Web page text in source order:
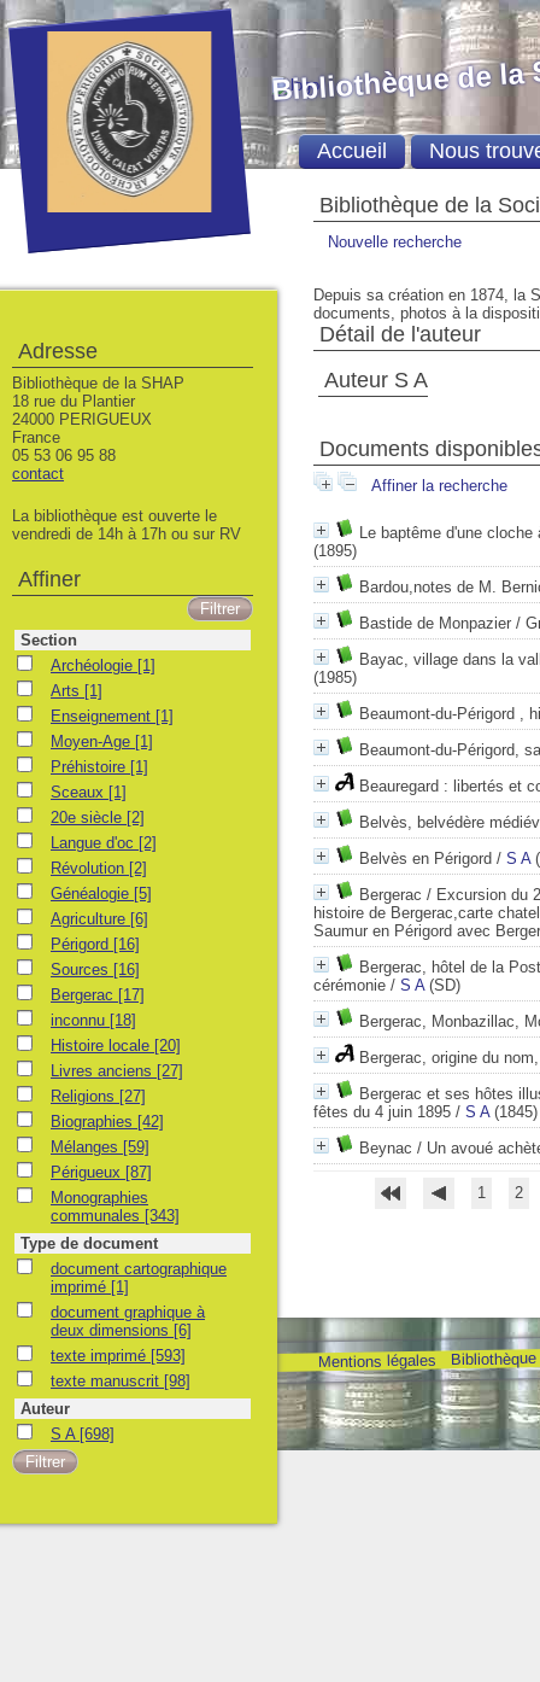
Bibliothèque de la
Nouvelle recherche
Depuis sa création en 1874, la
documents, photos à la
Détail de l'auteur
Auteur S A
Documents
Affiner la recherche
Le baptême d'une
(1895)
Bardou,notes de M.
Bastide de Monpazier /
Bayac, village dans la
(1985)
Beaumont-du-Périgord ,
Beaumont-du-Périgord,
Beauregard : libertés et
Belvès, belvédère
Belvès en Périgord / S A
Bergerac / Excursion du
histoire de Bergerac,carte
Saumur en Périgord avec
Bergerac, hôtel de la
cérémonie / S A(SD)
Bergerac, Monbazillac,
Bergerac, origine du
Bergerac et ses hôtes
fêtes du 4 juin 1895 / S A(1845)
Beynac / Un avoué
1 2
Mentions légales
Bibliothèque de la
Accueil Nous
Adresse
Bibliothèque de la SHAP
18 rue du Plantier
24000 PERIGUEUX
France
05 53 06 95 88
contact
La bibliothèque est ouverte le
vendredi de 14h à 17h ou sur RV
Affiner
Section
Archéologie [1]
Arts [1]
Enseignement [1]
Moyen-Age [1]
Préhistoire [1]
Sceaux [1]
20e siècle [2]
Langue d'oc [2]
Révolution [2]
Généalogie [5]
Agriculture [6]
Périgord [16]
Sources [16]
Bergerac [17]
inconnu [18]
Histoire locale [20]
Livres anciens [27]
Religions [27]
Biographies [42]
Mélanges [59]
Périgueux [87]
Monographies
communales [343]
Type de document
document cartographique
imprimé [1]
document graphique à
deux dimensions [6]
texte imprimé [593]
texte manuscrit [98]
Auteur
S A [698]